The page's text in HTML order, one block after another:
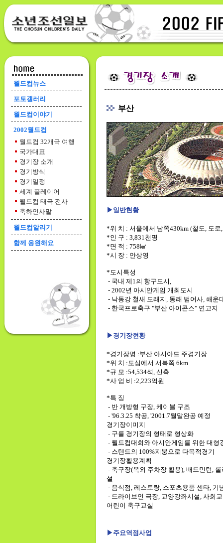
월드컵뉴스
포토갤러리
월드컵이야기
2002월드컵
월드컵 32개국 여행
국가대표
경기장 소개
경기방식
경기일정
세계 플레이어
월드컵 태극 전사
축하인사말
월드컵알리기
함께 응원해요
부산
▶일반현황
*위 치 : 서울에서 남쪽430km (철도, 도로
*인 구 : 3,831천명
*면 적 : 758㎢
*시 장 : 안상영
*도시특성
- 국내 제1의 항구도시,
- 2002년 아시안게임 개최도시
- 낙동강 철새 도래지, 동래 범어사, 해운
- 한국프로축구 "부산 아이콘스" 연고지
▶경기장현황
*경기장명 :부산 아시아드 주경기장
*위 치 :도심에서 서북쪽 6km
*규 모 :54,534석, 신축
*사 업 비 :2,223억원
*특 징
- 반 개방형 구장, 케이블 구조
- '96.3.25 착공, '2001.7월말완공 예정
경기장이미지
- 구를 경기장의 형태로 형상화
- 월드컵대회와 아시안게임를 위한 대형
- 스텐드의 100%지붕으로 다목적경기
경기장활용계획
- 축구장(옥외 주차장 활용), 배드민턴,
설
- 음식점, 레스토랑, 스포츠용품 센타, 기
- 드라이브인 극장, 교양강좌시설, 사회
어린이 축구교실
▶주요역점사업